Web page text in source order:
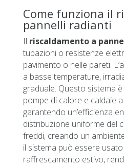
Come funziona il
pannelli radianti
Il riscaldamento a
tubazioni o resistenze
pavimento o nelle pareti.
a basse temperature,
graduale. Questo sistema
pompe di calore e caldaie
garantendo un’efficienza
distribuzione uniforme del
freddi, creando un
il sistema può essere
raffrescamento estivo,